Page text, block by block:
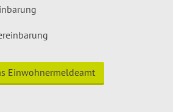
Einwohnermeldeamt